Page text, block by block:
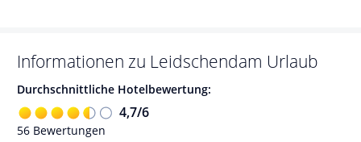
Informationen zu Leidschendam Urlaub
Durchschnittliche Hotelbewertung:
4,7/6
56 Bewertungen